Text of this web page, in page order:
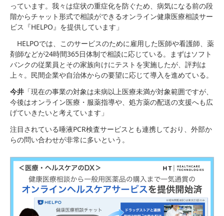
っています。我々は症状の重症化を防ぐため、病気になる前の段
階からチャット形式で相談ができるオンライン健康医療相談サー
ビス『HELPO』を提供しています」
HELPOでは、このサービスのために雇用した医師や看護師、薬
剤師などが24時間365日体制で相談に応じている。まずはソフト
バンクの従業員とその家族向けにテストを実施したが、評判は
上々。民間企業や自治体からの要望に応じて導入を進めている。
今井 「現在の事業の対象は未病以上医療未満が対象範囲ですが、
今後はオンライン医療・服薬指導や、処方薬の配送の支援へも広
げていきたいと考えています」
注目されている唾液PCR検査サービスとも連携しており、外部か
らの問い合わせが非常に多いという。